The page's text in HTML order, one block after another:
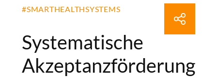
#SMARTHEALTHSYSTEMS
Systematische
Akzeptanzförderung